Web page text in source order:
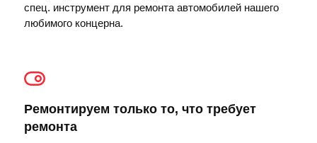
спец. инструмент для ремонта автомобилей нашего
любимого концерна.
Ремонтируем только то, что требует
ремонта